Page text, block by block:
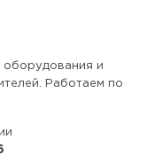
оборудования и
Работаем по